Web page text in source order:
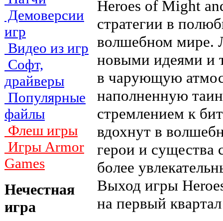
Демоверсии
игр
Видео из игр
Софт,
драйверы
Популярные
файлы
Флеш игры
Игры Armor
Games
Нечестная
игра
Hеroes of Might
стратегии в
волшебном мире.
новыми идеями и
в чарующую
наполненную
стремлением к
вдохнут в
герои и существа
более
Выход игры
на первый